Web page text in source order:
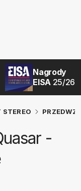
Nagrody
EISA 25/26
STEREO
-